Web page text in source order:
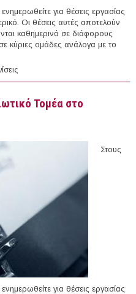
για θέσεις εργασίας
Οι θέσεις αυτές αποτελούν
καθημερινά σε διάφορους
κύριες ομάδες ανάλογα με το
σε Εκπαιδευτικούς Φορείς στο
2015)
Τομέα στο
Στους
για θέσεις εργασίας